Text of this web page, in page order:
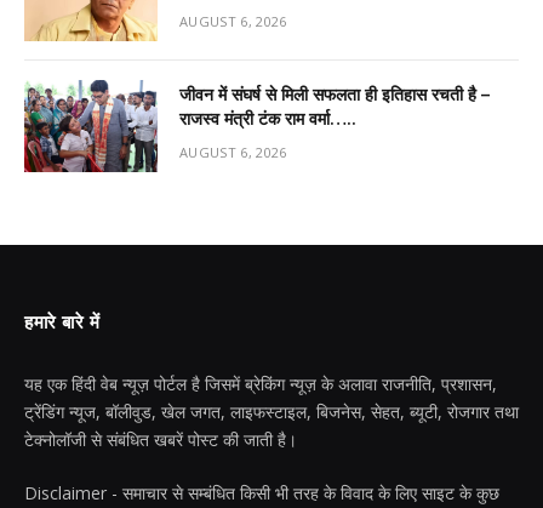
AUGUST 6, 2026
जीवन में संघर्ष से मिली सफलता ही इतिहास रचती है –
राजस्व मंत्री टंक राम वर्मा…..
AUGUST 6, 2026
हमारे बारे में
यह एक हिंदी वेब न्यूज़ पोर्टल है जिसमें ब्रेकिंग न्यूज़ के अलावा राजनीति, प्रशासन,
ट्रेंडिंग न्यूज, बॉलीवुड, खेल जगत, लाइफस्टाइल, बिजनेस, सेहत, ब्यूटी, रोजगार तथा
टेक्नोलॉजी से संबंधित खबरें पोस्ट की जाती है।
Disclaimer - समाचार से सम्बंधित किसी भी तरह के विवाद के लिए साइट के कुछ